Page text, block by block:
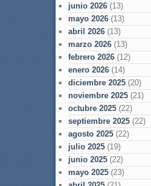
junio 2026(13)
mayo 2026(13)
abril 2026(13)
marzo 2026(13)
febrero 2026(12)
enero 2026(14)
diciembre 2025(20)
noviembre 2025(21)
octubre 2025(22)
septiembre 2025(22)
agosto 2025(22)
julio 2025(19)
junio 2025(22)
mayo 2025(23)